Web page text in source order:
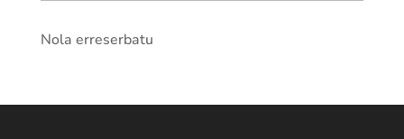
Nola erreserbatu